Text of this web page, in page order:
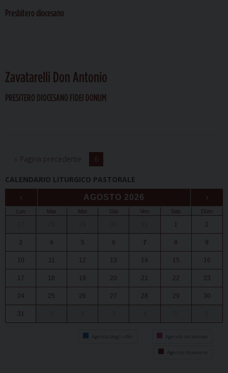
Presbitero diocesano
Zavatarelli Don Antonio
PRESITERO DIOCESANO FIDEI DONUM
« Pagina precedente 6
CALENDARIO LITURGICO PASTORALE
‹ AGOSTO 2026 ›
Lun Mar Mer Gio Ven Sab Dom
1 2
3 4 5 6 7 8 9
10 11 12 13 14 15 16
17 18 19 20 21 22 23
24 25 26 27 28 29 30
31
Agenda degli uffici Agenda del vescovo
Agenda diocesana